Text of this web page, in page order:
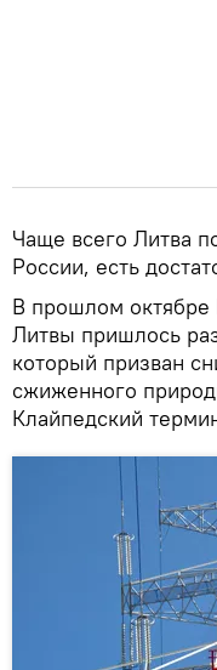
Чаще всего Литва
России, есть
В прошлом октябре
Литвы пришлось
который призван
сжиженного
Клайпедский